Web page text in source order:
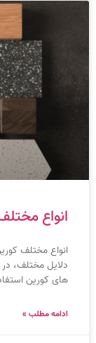
انواع
انواع مختلف
دلایل مختلف، در
های کورین
ادامه مطلب »